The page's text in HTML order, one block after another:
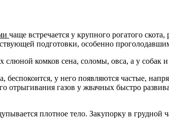
чаще встречается у крупного рогатого
подготовки, особенно
комков сена, соломы, овса, а у
у него появляются частые,
отрыгивания газов у жвачных быстро
плотное тело. Закупорку в грудной